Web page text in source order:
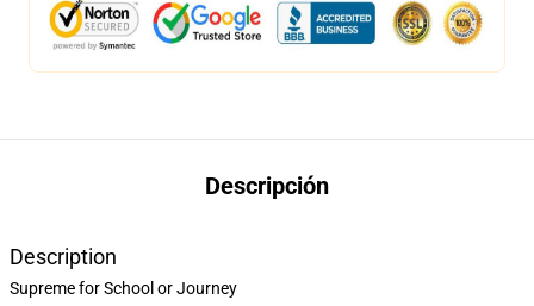
Descripción
Description
Supreme for School or Journey